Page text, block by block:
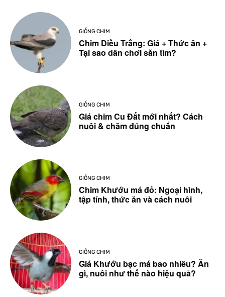
GIỐNG CHIM
Chim Diều Trắng: Giá + Thức ăn +
Tại sao dân chơi săn tìm?
GIỐNG CHIM
Giá chim Cu Đất mới nhất? Cách
nuôi & chăm đúng chuẩn
GIỐNG CHIM
Chim Khướu má đỏ: Ngoại hình,
tập tính, thức ăn và cách nuôi
GIỐNG CHIM
Giá Khướu bạc má bao nhiêu? Ăn
gì, nuôi như thế nào hiệu quả?